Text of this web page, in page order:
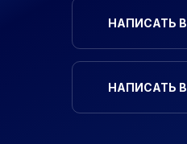
НАПИСАТЬ В
НАПИСАТЬ В